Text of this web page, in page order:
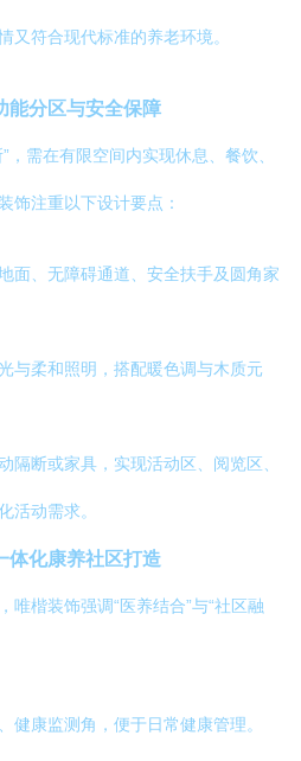
又符合现代标准的养老环境。
能分区与安全保障
，需在有限空间内实现休息、餐饮、
饰注重以下设计要点：
面、无障碍通道、安全扶手及圆角家
与柔和照明，搭配暖色调与木质元
隔断或家具，实现活动区、阅览区、
活动需求。
体化康养社区打造
唯楷装饰强调“医养结合”与“社区融
健康监测角，便于日常健康管理。